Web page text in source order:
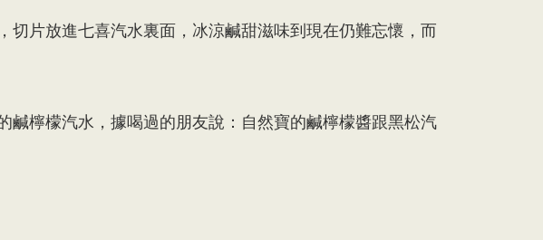
片放進七喜汽水裏面，冰涼鹹甜滋味到現在仍難忘懷，而
檸檬汽水，據喝過的朋友說：自然寶的鹹檸檬醬跟黑松汽